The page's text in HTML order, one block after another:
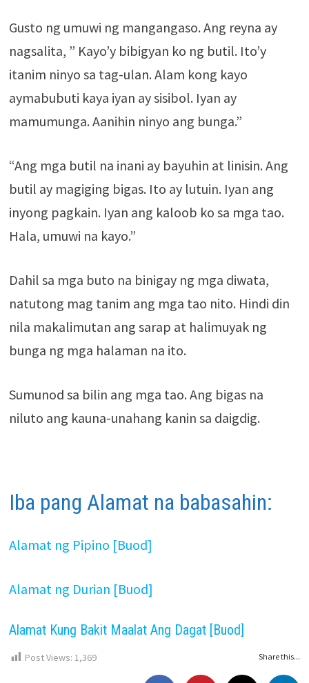
Gusto ng umuwi ng mangangaso. Ang reyna ay
nagsalita, ” Kayo’y bibigyan ko ng butil. Ito’y
itanim ninyo sa tag-ulan. Alam kong kayo
aymabubuti kaya iyan ay sisibol. Iyan ay
mamumunga. Aanihin ninyo ang bunga.”
“Ang mga butil na inani ay bayuhin at linisin. Ang
butil ay magiging bigas. Ito ay lutuin. Iyan ang
inyong pagkain. Iyan ang kaloob ko sa mga tao.
Hala, umuwi na kayo.”
Dahil sa mga buto na binigay ng mga diwata,
natutong mag tanim ang mga tao nito. Hindi din
nila makalimutan ang sarap at halimuyak ng
bunga ng mga halaman na ito.
Sumunod sa bilin ang mga tao. Ang bigas na
niluto ang kauna-unahang kanin sa daigdig.
Iba pang Alamat na babasahin:
Alamat ng Pipino [Buod]
Alamat ng Durian [Buod]
Alamat Kung Bakit Maalat Ang Dagat [Buod]
Share this...
Post Views: 1,369